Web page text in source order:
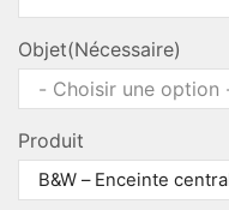
Objet(Nécessaire)
Produit